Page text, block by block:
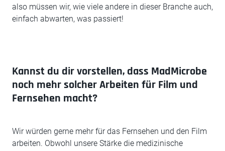
also müssen wir, wie viele andere in dieser Branche auch,
einfach abwarten, was passiert!
Kannst du dir vorstellen, dass MadMicrobe
noch mehr solcher Arbeiten für Film und
Fernsehen macht?
Wir würden gerne mehr für das Fernsehen und den Film
arbeiten. Obwohl unsere Stärke die medizinische